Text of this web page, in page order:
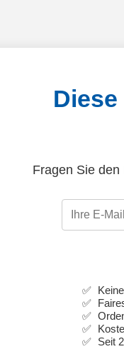
Fragen Sie den
Seit